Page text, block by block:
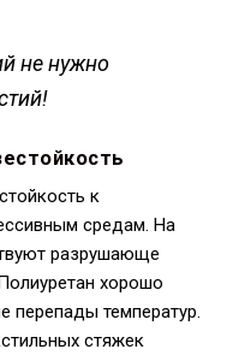
не нужно
к
средам. На
разрушающе
хорошо
перепады температур.
стяжек